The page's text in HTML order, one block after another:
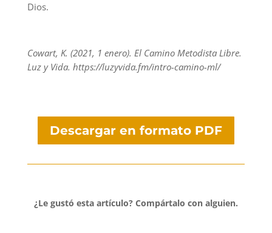
Dios.
Cowart, K. (2021, 1 enero). El Camino Metodista Libre.
Luz y Vida. https://luzyvida.fm/intro-camino-ml/
Descargar en formato PDF
¿Le gustó esta artículo? Compártalo con alguien.